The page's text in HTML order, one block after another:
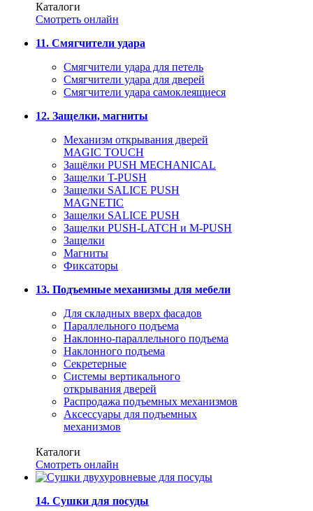
Каталоги
Смотреть онлайн
11. Смягчители удара
Смягчители удара для петель
Смягчители удара для дверей
Cмягчители удара самоклеящиеся
12. Защелки, магниты
Механизм открывания дверей
MAGIC TOUCH
Защёлки PUSH MECHANICAL
Защелки T-PUSH
Защелки SALICE PUSH
MAGNETIC
Защелки SALICE PUSH
Защелки PUSH-LATCH и M-PUSH
Защелки
Магниты
Фиксаторы
13. Подъемные механизмы для мебели
Для складных вверх фасадов
Параллельного подъема
Наклонно-параллельного подъема
Наклонного подъема
Секретерные
Системы вертикального
открывания дверей
Распродажа подъемных механизмов
Аксессуары для подъемных
механизмов
Каталоги
Смотреть онлайн
14. Сушки для посуды